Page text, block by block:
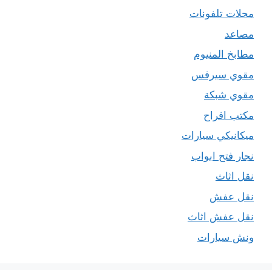
محلات تلفونات
مصاعد
مطابخ المنيوم
مقوي سيرفس
مقوي شبكة
مكتب افراح
ميكانيكي سيارات
نجار فتح ابواب
نقل اثاث
نقل عفش
نقل عفش اثاث
ونش سيارات